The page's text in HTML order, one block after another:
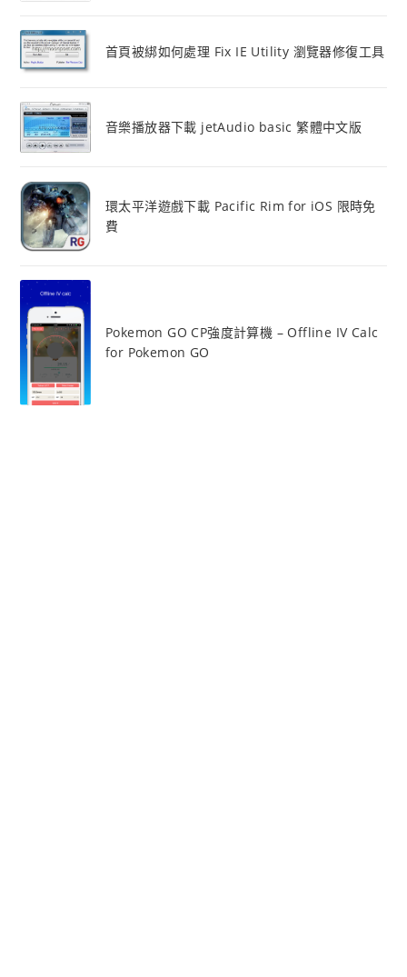
首頁被綁如何處理 Fix IE Utility 瀏覽器修復工具
音樂播放器下載 jetAudio basic 繁體中文版
環太平洋遊戲下載 Pacific Rim for iOS 限時免
費
Pokemon GO CP強度計算機 – Offline IV Calc
for Pokemon GO